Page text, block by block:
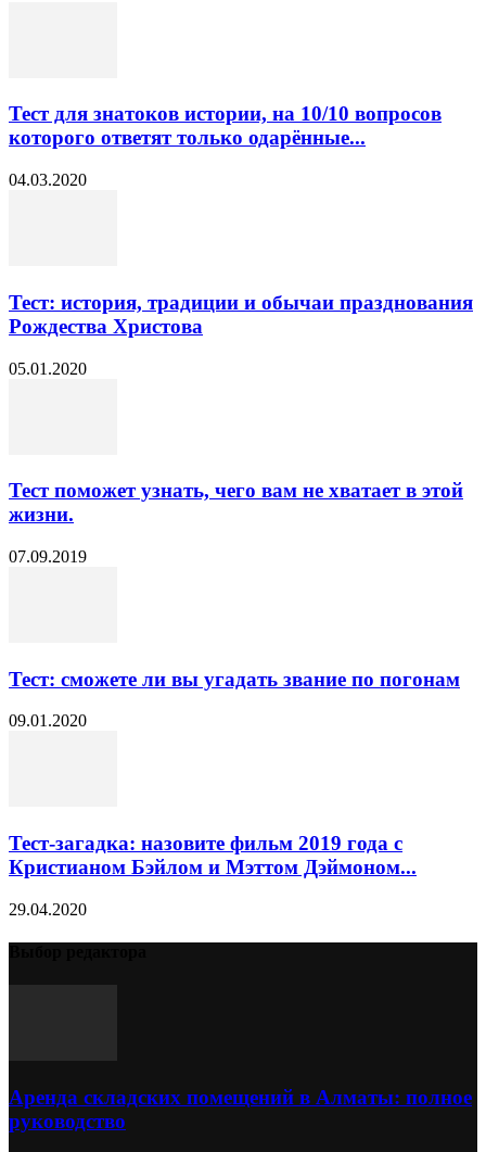
Тест для знатоков истории, на 10/10 вопросов
которого ответят только одарённые...
04.03.2020
Тест: история, традиции и обычаи празднования
Рождества Христова
05.01.2020
Тест поможет узнать, чего вам не хватает в этой
жизни.
07.09.2019
Тест: сможете ли вы угадать звание по погонам
09.01.2020
Тест-загадка: назовите фильм 2019 года с
Кристианом Бэйлом и Мэттом Дэймоном...
29.04.2020
Аренда складских помещений в Алматы: полное
руководство